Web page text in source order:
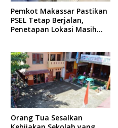
Pemkot Makassar Pastikan
PSEL Tetap Berjalan,
Penetapan Lokasi Masih
Orang Tua Sesalkan